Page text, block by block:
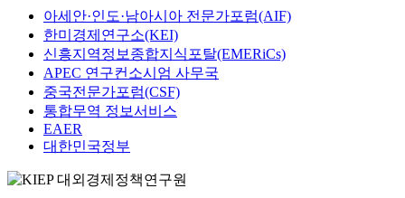
아세안·인도·남아시아 전문가포럼(AIF)
한미경제연구소(KEI)
신흥지역정보종합지식포탈(EMERiCs)
APEC 연구컨소시엄 사무국
중국전문가포럼(CSF)
통합무역 정보서비스
EAER
대한민국정부